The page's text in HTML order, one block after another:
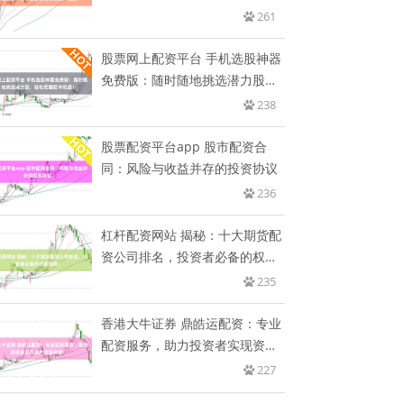
261
股票网上配资平台 手机选股神器
免费版：随时随地挑选潜力股，
238
股票配资平台app 股市配资合
同：风险与收益并存的投资协议
236
杠杆配资网站 揭秘：十大期货配
资公司排名，投资者必备的权威
235
香港大牛证券 鼎皓运配资：专业
配资服务，助力投资者实现资产
227